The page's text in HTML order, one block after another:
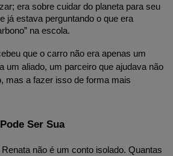
era sobre cuidar do planeta para seu
já estava perguntando o que era
na escola.
que o carro não era apenas um
um aliado, um parceiro que ajudava não
mas a fazer isso de forma mais
Ser Sua
não é um conto isolado. Quantas